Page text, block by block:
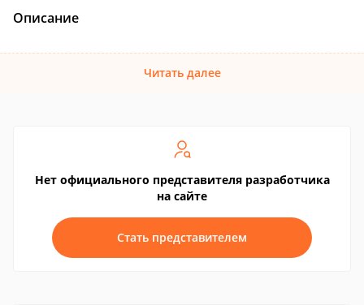
Описание
Читать далее
Нет официального представителя разработчика
на сайте
Стать представителем